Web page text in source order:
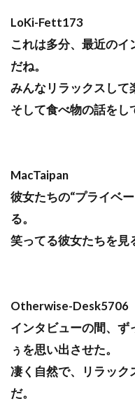
LoKi-Fett173
これは多分、最近の
だね。
みんなリラックスして
そして食べ物の話をし
MacTaipan
彼女たちの“プライベ
る。
笑ってる彼女たちを見
Otherwise-Desk5706
インタビューの間、
ぅを思い出させた。
凄く自然で、リラック
だ。